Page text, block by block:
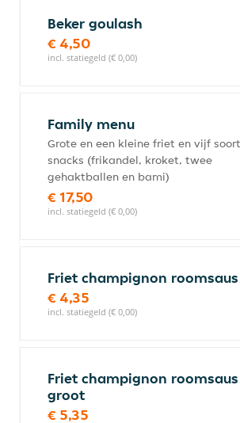
Beker goulash
€ 4,50
incl. statiegeld (€ 0,00)
Family menu
Grote en een kleine friet en vijf
snacks (frikandel, kroket, twee
gehaktballen en bami)
€ 17,50
incl. statiegeld (€ 0,00)
Friet champignon
€ 4,35
incl. statiegeld (€ 0,00)
Friet champignon roomsaus
groot
€ 5,35